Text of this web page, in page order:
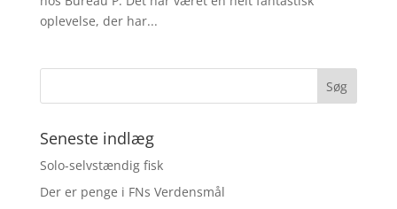
oplevelse, der har...
Seneste indlæg
Solo-selvstændig fisk
Der er penge i FNs Verdensmål